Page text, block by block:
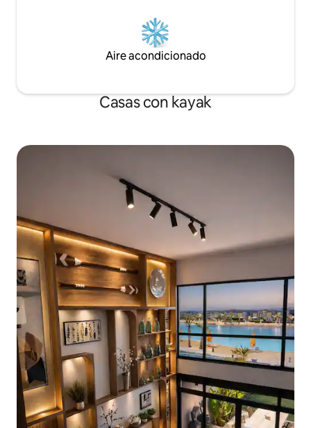
Aire acondicionado
Casas con kayak